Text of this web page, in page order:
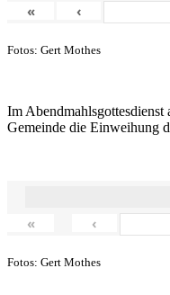
« ‹
Fotos: Gert Mothes
Im Abendmahlsgottesdienst
Gemeinde die Einweihung
« ‹
Fotos: Gert Mothes